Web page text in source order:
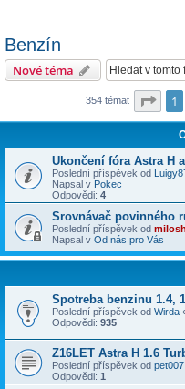
Benzín
Nové téma
354 témat 1
Ukončení fóra Astra H
Poslední příspěvek od
Napsal v Pokec
Odpovědi: 4
Srovnávač povinného
Poslední příspěvek od milosh
Napsal v Od nás pro Vás
Spotreba benzinu 1.4,
Poslední příspěvek od Wirda
Odpovědi: 935
Z16LET Astra H 1.6
Poslední příspěvek od pet007
Odpovědi: 1